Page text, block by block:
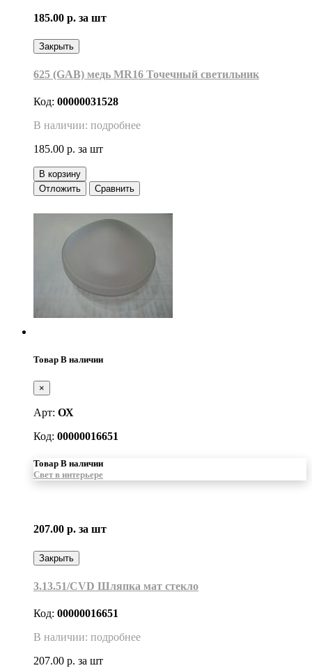
185.00 р. за шт
Закрыть
625 (GAB) медь MR16 Точечный светильник
Код: 00000031528
В наличии: подробнее
185.00 р. за шт
В корзину
Отложить
Сравнить
Товар В наличии
×
Арт: ОХ
Код: 00000016651
Товар В наличии
Свет в интерьере
207.00 р. за шт
Закрыть
3.13.51/CVD Шляпка мат стекло
Код: 00000016651
В наличии: подробнее
207.00 р. за шт